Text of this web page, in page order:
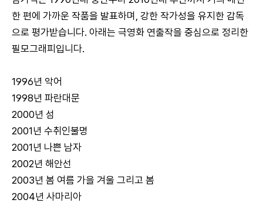
한 편에 가까운 작품을 발표하며, 강한 작가성을 유지한 감독
으로 평가받습니다. 아래는 극영화 연출작을 중심으로 정리한
필모그래피입니다.
1996년 악어
1998년 파란대문
2000년 섬
2001년 수취인불명
2001년 나쁜 남자
2002년 해안선
2003년 봄 여름 가을 겨울 그리고 봄
2004년 사마리아